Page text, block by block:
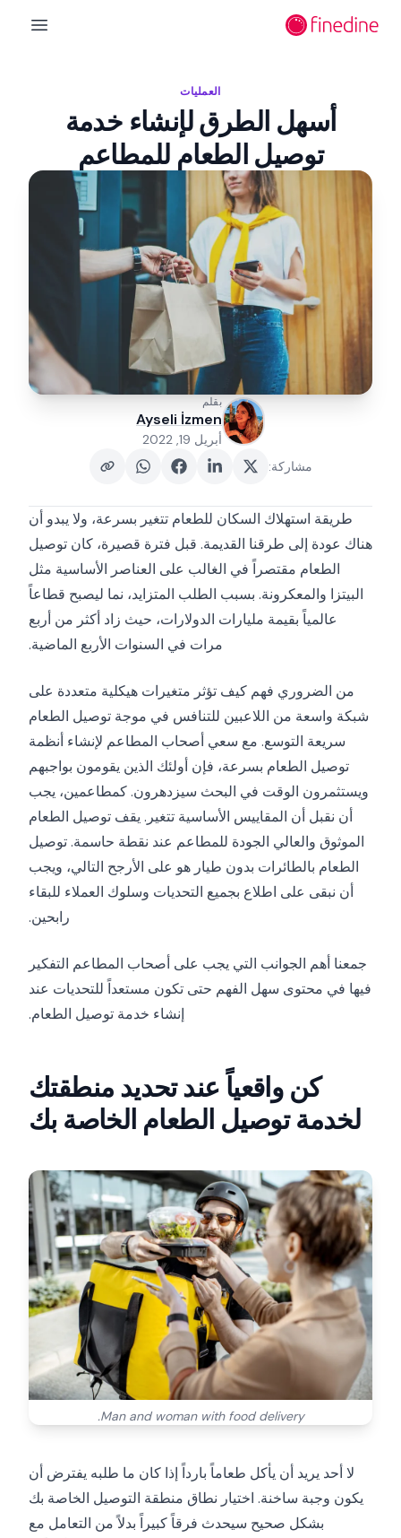
menu
العمليات
أسهل الطرق لإنشاء خدمة
توصيل الطعام للمطاعم
بقلم
Ayseli İzmen
أبريل 19, 2022
مشاركة:
طريقة استهلاك السكان للطعام تتغير بسرعة، ولا يبدو أن
هناك عودة إلى طرقنا القديمة. قبل فترة قصيرة، كان توصيل
الطعام مقتصراً في الغالب على العناصر الأساسية مثل
البيتزا والمعكرونة. بسبب الطلب المتزايد، نما ليصبح قطاعاً
عالمياً بقيمة مليارات الدولارات، حيث زاد أكثر من أربع
مرات في السنوات الأربع الماضية.
من الضروري فهم كيف تؤثر متغيرات هيكلية متعددة على
شبكة واسعة من اللاعبين للتنافس في موجة توصيل الطعام
سريعة التوسع. مع سعي أصحاب المطاعم لإنشاء أنظمة
توصيل الطعام بسرعة، فإن أولئك الذين يقومون بواجبهم
ويستثمرون الوقت في البحث سيزدهرون. كمطاعمين، يجب
أن نقبل أن المقاييس الأساسية تتغير. يقف توصيل الطعام
الموثوق والعالي الجودة للمطاعم عند نقطة حاسمة. توصيل
الطعام بالطائرات بدون طيار هو على الأرجح التالي، ويجب
أن نبقى على اطلاع بجميع التحديات وسلوك العملاء للبقاء
رابحين.
جمعنا أهم الجوانب التي يجب على أصحاب المطاعم التفكير
فيها في محتوى سهل الفهم حتى تكون مستعداً للتحديات عند
إنشاء خدمة توصيل الطعام.
كن واقعياً عند تحديد منطقتك
لخدمة توصيل الطعام الخاصة بك
Man and woman with food delivery.
لا أحد يريد أن يأكل طعاماً بارداً إذا كان ما طلبه يفترض أن
يكون وجبة ساخنة. اختيار نطاق منطقة التوصيل الخاصة بك
بشكل صحيح سيحدث فرقاً كبيراً بدلاً من التعامل مع